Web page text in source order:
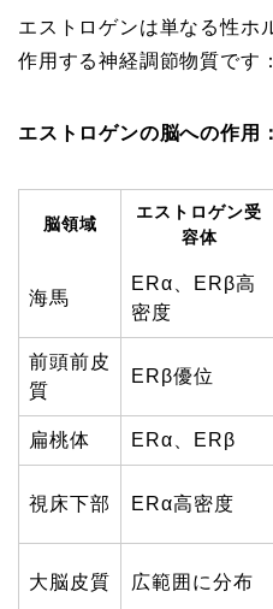
エストロゲンは単なる性ホ
作用する神経調節物質です：
エストロゲンの脳への作用：
脳領域
エストロゲン受
容体
海馬
ERα、ERβ高
密度
前頭前皮
質
ERβ優位
扁桃体 ERα、ERβ
視床下部 ERα高密度
大脳皮質 広範囲に分布